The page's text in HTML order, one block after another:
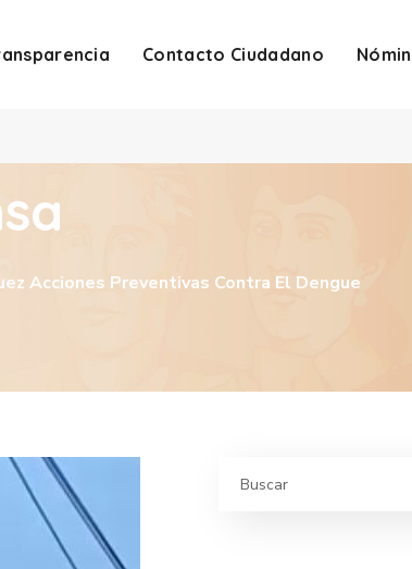
Contacto Ciudadano
Acciones Preventivas Contra El Dengue